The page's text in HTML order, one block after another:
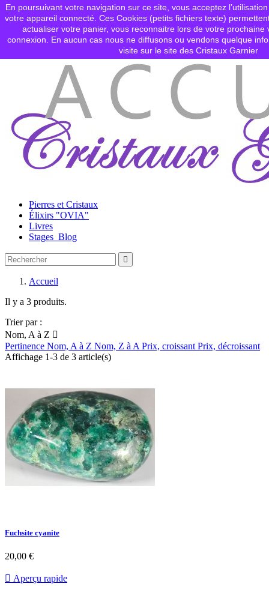
Contactez-nous
 Connexion
shopping_cart Panier (0)
Pierres et Cristaux
Élixirs "OVIA"
Livres
Stages_Blog

Accueil
Il y a 3 produits.
Trier par :
Nom, A à Z 
Pertinence Nom, A à Z Nom, Z à A Prix, croissant Prix, décroissant
Affichage 1-3 de 3 article(s)
Fuchsite cyanite
20,00 €
 Aperçu rapide
En poursuivant votre navigation sur ce site, vous acceptez
votre appareil connecté. Ces Cookies (petits fichiers texte)
actualiser votre panier, vous reconnaitre lors de votre prochaine
connexion. En aucun cas nous ne diffusons ou vendons quelque
visite sur le site des Cristaux Garnier